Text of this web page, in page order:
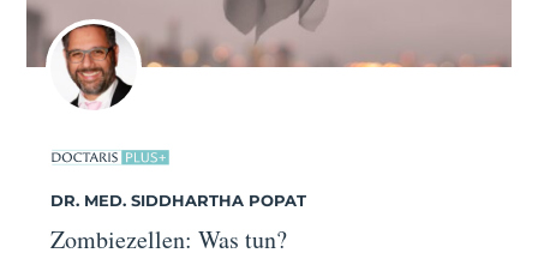
DR. MED. SIDDHARTHA POPAT
Zombiezellen: Was tun?